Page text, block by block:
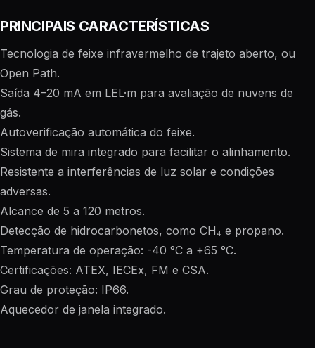
PRINCIPAIS CARACTERÍSTICAS
Tecnologia de feixe infravermelho de trajeto aberto, ou
Open Path.
Saída 4–20 mA em LEL·m para avaliação de nuvens de
gás.
Autoverificação automática do feixe.
Sistema de mira integrado para facilitar o alinhamento.
Resistente a interferências de luz solar e condições
adversas.
Alcance de 5 a 120 metros.
Detecção de hidrocarbonetos, como CH₄ e propano.
Temperatura de operação: -40 °C a +65 °C.
Certificações: ATEX, IECEx, FM e CSA.
Grau de proteção: IP66.
Aquecedor de janela integrado.